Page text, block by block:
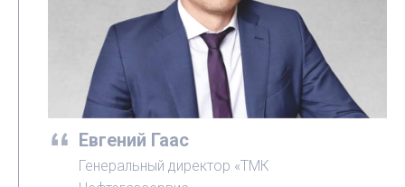
Евгений Гаас
Генеральный директор «ТМК